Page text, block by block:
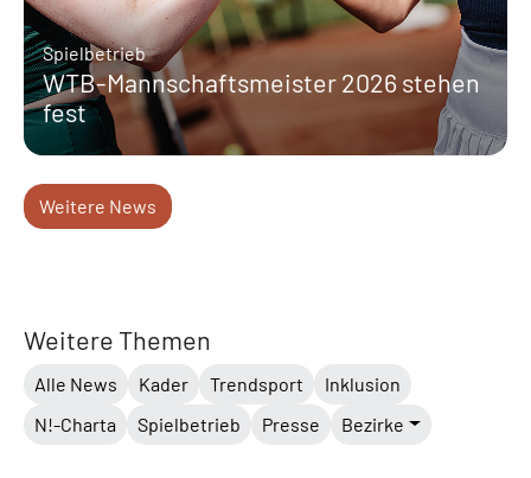
Spielbetrieb
WTB-Mannschaftsmeister 2026 stehen
fest
Weitere News
Weitere Themen
Alle News Kader Trendsport
Inklusion
N!-Charta
Spielbetrieb Presse Bezirke